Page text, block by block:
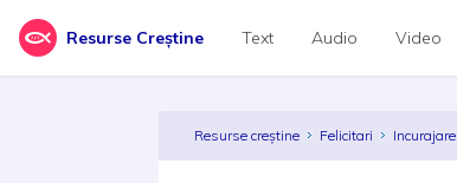
Resurse Creștine Text Audio Video
Resurse creștine Felicitari Incurajare